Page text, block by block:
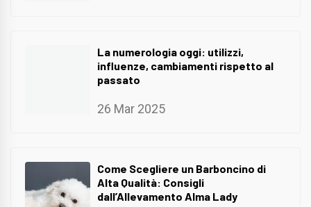
La numerologia oggi: utilizzi,
influenze, cambiamenti rispetto al
passato
26 Mar 2025
Come Scegliere un Barboncino di
Alta Qualità: Consigli
dall’Allevamento Alma Lady